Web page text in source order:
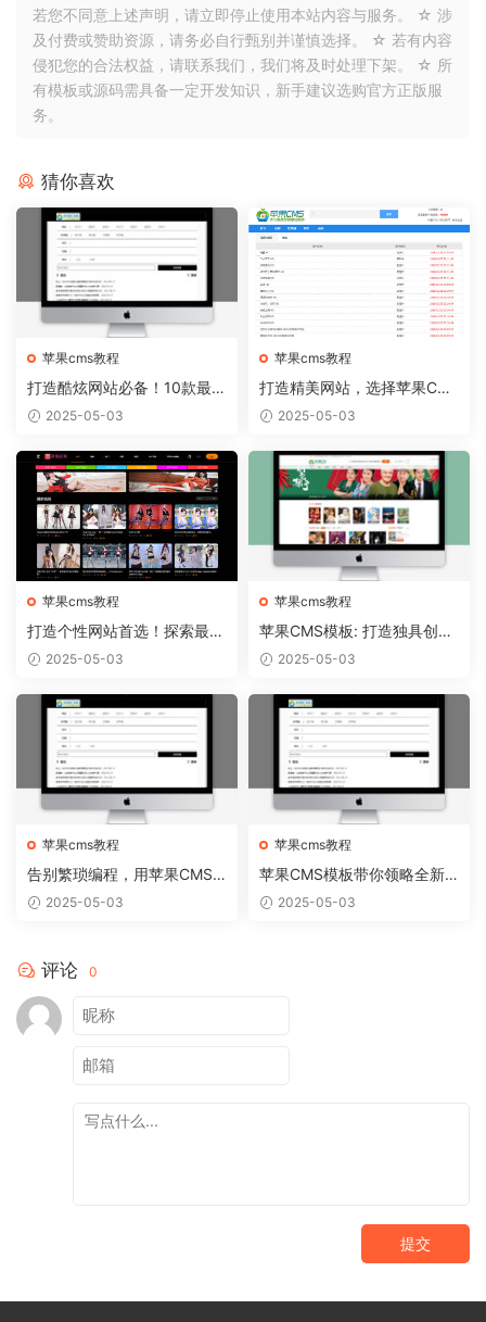
若您不同意上述声明，请立即停止使用本站内容与服务。 ☆ 涉
及付费或赞助资源，请务必自行甄别并谨慎选择。 ☆ 若有内容
侵犯您的合法权益，请联系我们，我们将及时处理下架。 ☆ 所
有模板或源码需具备一定开发知识，新手建议选购官方正版服
务。
猜你喜欢
苹果cms教程
打造酷炫网站必备！10款最热
门的苹果CMS模板推荐
2025-05-03
苹果cms教程
打造精美网站，选择苹果CM
S模板从容实现
2025-05-03
苹果cms教程
打造个性网站首选！探索最新
苹果CMS模板趋势
2025-05-03
苹果cms教程
苹果CMS模板: 打造独具创意
的个人博客！
2025-05-03
苹果cms教程
告别繁琐编程，用苹果CMS
模板轻松搭建个性网站
2025-05-03
苹果cms教程
苹果CMS模板带你领略全新
网站视觉盛宴
2025-05-03
评论 0
提交